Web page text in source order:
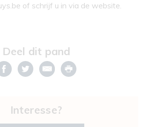
of schrijf u in via de website.
Deel dit pand
Interesse?